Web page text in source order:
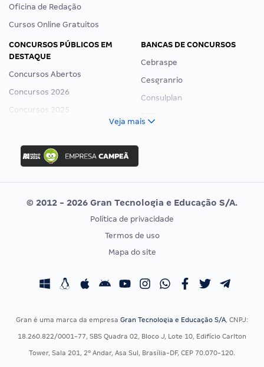
Oficina de Redação
Cursos Online Gratuitos
CONCURSOS PÚBLICOS EM
DESTAQUE
Concursos Abertos
Concursos 2026
Concursos 2025
Concurso Ibama
Concurso MPU
Editais publicados
BANCAS DE CONCURSOS
Cebraspe
Cesgranrio
Consulplan
Vunesp
CONCURSOS POR PROFISSÃO
Concursos Fiscais
Concursos Saúde
EXAME DE ORDEM
Calendário OAB
Veja mais
© 2012 - 2026 Gran Tecnologia e Educação S/A.
Política de privacidade
Termos de uso
Mapa do site
Gran é uma marca da empresa Gran Tecnologia e Educação S/A, CNPJ:
18.260.822/0001-77, SBS Quadra 02, Bloco J, Lote 10, Edifício Carlton
Tower, Sala 201, 2º Andar, Asa Sul, Brasília-DF, CEP 70.070-120.